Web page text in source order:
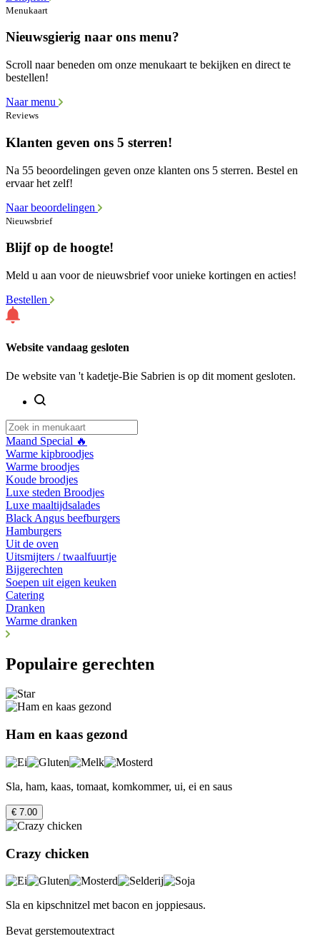
Menukaart
Nieuwsgierig naar ons menu?
Scroll naar beneden om onze menukaart te bekijken en direct te
bestellen!
Naar menu
Reviews
Klanten geven ons 5 sterren!
Na 55 beoordelingen geven onze klanten ons 5 sterren. Bestel en
ervaar het zelf!
Naar beoordelingen
Nieuwsbrief
Blijf op de hoogte!
Meld u aan voor de nieuwsbrief voor unieke kortingen en acties!
Bestellen
Website vandaag gesloten
De website van 't kadetje-Bie Sabrien is op dit moment gesloten.
Maand Special 🔥
Warme kipbroodjes
Warme broodjes
Koude broodjes
Luxe steden Broodjes
Luxe maaltijdsalades
Black Angus beefburgers
Hamburgers
Uit de oven
Uitsmijters / twaalfuurtje
Bijgerechten
Soepen uit eigen keuken
Catering
Dranken
Warme dranken
Populaire gerechten
Ham en kaas gezond
Sla, ham, kaas, tomaat, komkommer, ui, ei en saus
€ 7.00
Crazy chicken
Sla en kipschnitzel met bacon en joppiesaus.
Bevat gerstemoutextract